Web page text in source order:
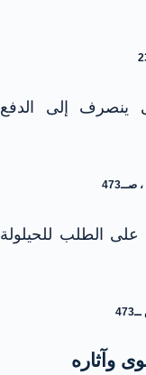
ينصرف إلى الدفع
الطلب للحيلولة
وآثاره